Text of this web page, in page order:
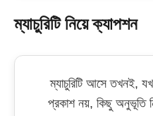
ম্যাচুরিটি নিয়ে ক্যাপশন
ম্যাচুরিটি আসে তখনই,
প্রকাশ নয়, কিছু অনুভূতি